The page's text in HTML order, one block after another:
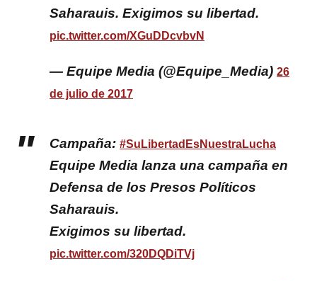
Saharauis. Exigimos su libertad.
pic.twitter.com/XGuDDcvbvN
— Equipe Media (@Equipe_Media) 26
de julio de 2017
Campaña: #SuLibertadEsNuestraLucha
Equipe Media lanza una campaña en
Defensa de los Presos Políticos
Saharauis.
Exigimos su libertad.
pic.twitter.com/320DQDiTVj